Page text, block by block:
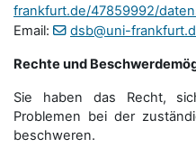
frankfurt.de/47859992/
Email:
dsb@uni-
Rechte und
Sie haben das Recht,
Problemen bei der
beschweren.